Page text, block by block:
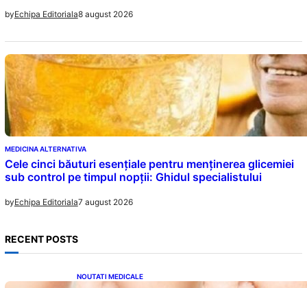
byEchipa Editoriala8 august 2026
MEDICINA ALTERNATIVA
Cele cinci băuturi esențiale pentru menținerea glicemiei
sub control pe timpul nopții: Ghidul specialistului
byEchipa Editoriala7 august 2026
RECENT POSTS
NOUTATI MEDICALE